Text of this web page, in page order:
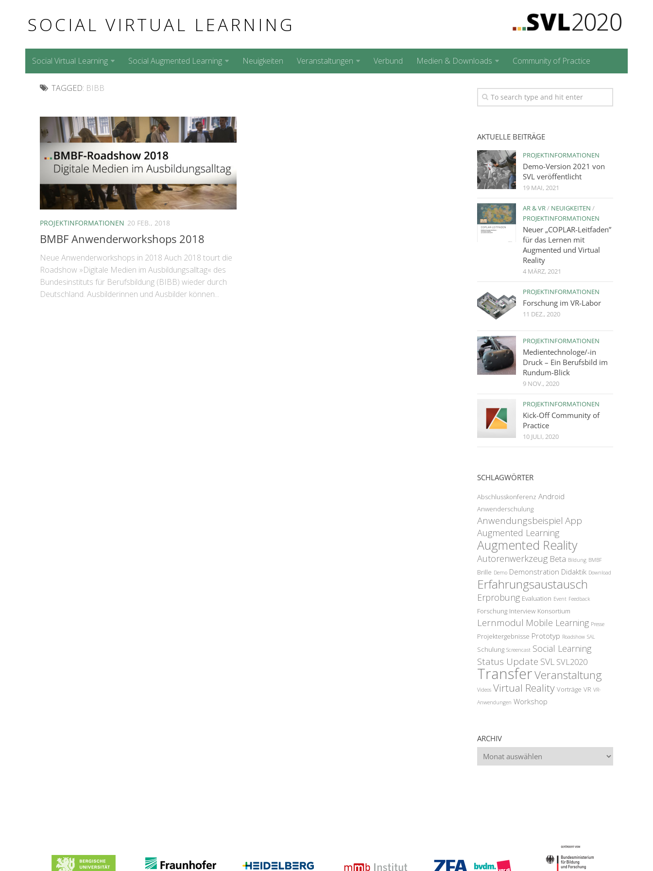
SOCIAL VIRTUAL LEARNING
Social Virtual Learning Social Augmented Learning Neuigkeiten Veranstaltungen Verbund Medien & Downloads Community of Practice
TAGGED: BIBB
PROJEKTINFORMATIONEN 20 FEB., 2018
BMBF Anwenderworkshops 2018
Neue Anwenderworkshops in 2018 Auch 2018 tourt die
Roadshow »Digitale Medien im Ausbildungsalltag« des
Bundesinstituts für Berufsbildung (BIBB) wieder durch
Deutschland. Ausbilderinnen und Ausbilder können...
AKTUELLE BEITRÄGE
PROJEKTINFORMATIONEN
Demo-Version 2021 von
SVL veröffentlicht
19 MAI, 2021
AR & VR/ NEUIGKEITEN /
PROJEKTINFORMATIONEN
Neuer „COPLAR-Leitfaden”
für das Lernen mit
Augmented und Virtual
Reality
4 MÄRZ, 2021
PROJEKTINFORMATIONEN
Forschung im VR-Labor
11 DEZ., 2020
PROJEKTINFORMATIONEN
Medientechnologe/-in
Druck – Ein Berufsbild im
Rundum-Blick
9 NOV., 2020
PROJEKTINFORMATIONEN
Kick-Off Community of
Practice
10 JULI, 2020
SCHLAGWÖRTER
Abschlusskonferenz Android
Anwenderschulung
Anwendungsbeispiel App
Augmented Learning
Augmented Reality
Autorenwerkzeug Beta Bildung BMBF
Brille Demo Demonstration Didaktik Download
Erfahrungsaustausch
Erprobung Evaluation Event Feedback
Forschung Interview Konsortium
Lernmodul Mobile Learning Presse
Projektergebnisse Prototyp Roadshow SAL
Schulung Screencast Social Learning
Status Update SVL SVL2020
TransferVeranstaltung
Videos Virtual Reality Vorträge VR VR-
Anwendungen Workshop
ARCHIV
Archiv